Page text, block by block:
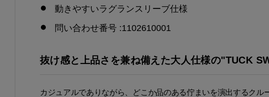
動きやすいラグランスリーブ仕様
問い合わせ番号 :1102610001
抜け感と上品さを兼ね備えた大人仕様の"TUCK
カジュアルでありながら、どこか品のある佇まいを演出するクル